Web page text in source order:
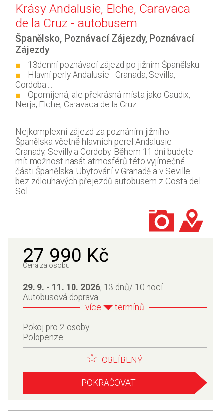
Krásy Andalusie, Elche, Caravaca
de la Cruz - autobusem
Španělsko, Poznávací Zájezdy, Poznávací
Zájezdy
13denní poznávací zájezd po jižním Španělsku
Hlavní perly Andalusie - Granada, Sevilla,
Cordoba....
Opomíjená, ale překrásná místa jako Gaudix,
Nerja, Elche, Caravaca de la Cruz....
Nejkomplexní zájezd za poznáním jižního
Španělska včetně hlavních perel Andalusie -
Granady, Sevilly a Cordoby. Během 11 dní budete
mít možnost nasát atmosférů této vyjímečné
části Španělska. Ubytování v Granadě a v Seville
bez zdlouhavých přejezdů autobusem z Costa del
Sol.
27 990 Kč
Cena za osobu
29. 9. - 11. 10. 2026, 13 dnů/ 10 nocí
Autobusová doprava
více
termínů
Pokoj pro 2 osoby
Polopenze
OBLÍBENÝ
POKRAČOVAT